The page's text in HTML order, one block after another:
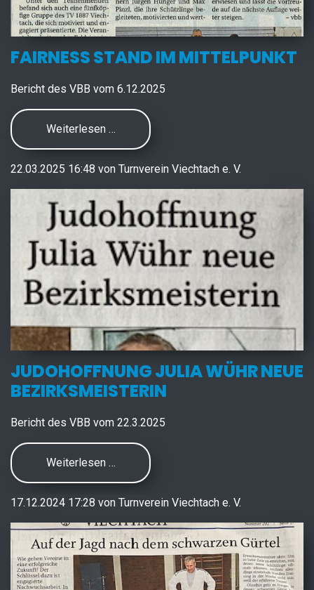
FAIRNESS STAND IM MITTELPUNKT
Bericht des VBB vom 6.12.2025
Weiterlesen …
22.03.2025 16:48 von Turnverein Viechtach e. V.
JUDOHOFFNUNG JULIA WÜHR NEUE
BEZIRKSMEISTERIN
Bericht des VBB vom 22.3.2025
Weiterlesen …
17.12.2024 17:28 von Turnverein Viechtach e. V.